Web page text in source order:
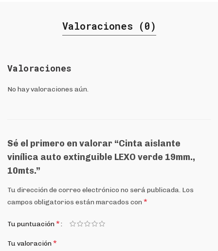
Valoraciones (0)
Valoraciones
No hay valoraciones aún.
Sé el primero en valorar “Cinta aislante
vinílica auto extinguible LEXO verde 19mm.,
10mts.”
Tu dirección de correo electrónico no será publicada. Los
campos obligatorios están marcados con *
Tu puntuación*
Tu valoración*